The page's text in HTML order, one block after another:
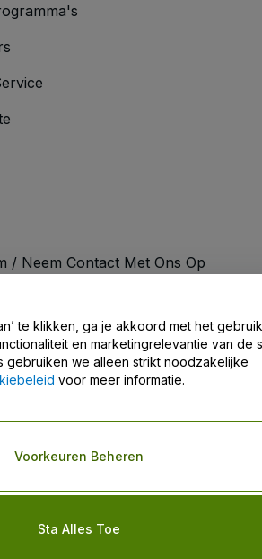
/ Neem Contact Met Ons Op
2026 Bedrijfsgegevens
accepteer je deAlgemene
niet / Uw privacykeuzes
te klikken, ga je akkoord met het gebruik
en marketingrelevantie van de
gebruiken we alleen strikt noodzakelijke
voor meer informatie.
Sta Alles Toe
Voorkeuren Beheren